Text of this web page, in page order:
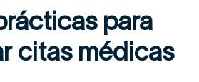
para
citas médicas